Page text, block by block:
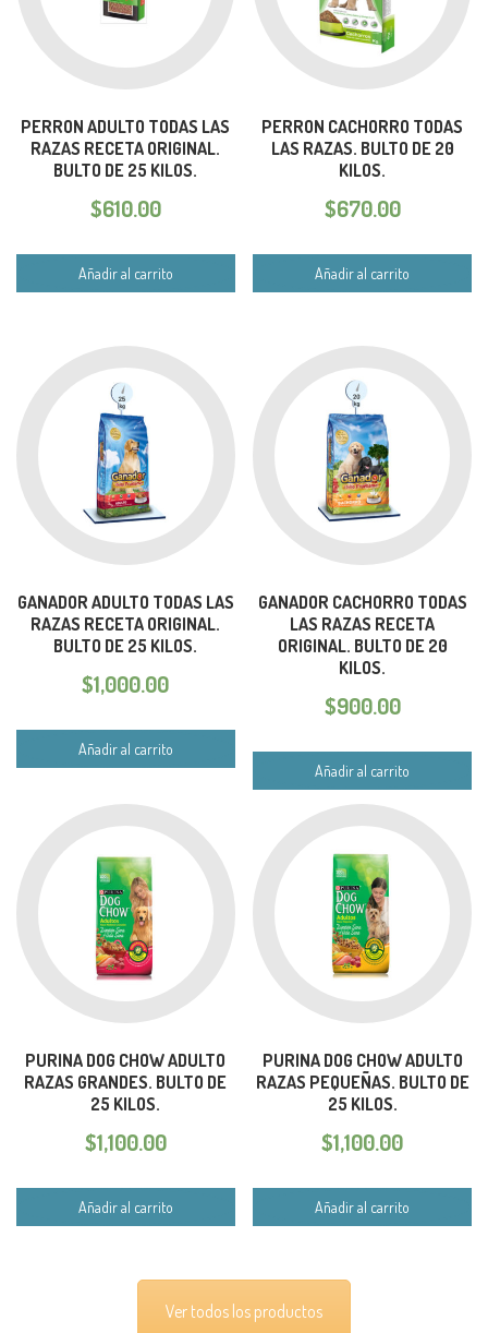
PERRON ADULTO TODAS LAS
RAZAS RECETA ORIGINAL.
BULTO DE 25 KILOS.
$610.00
Añadir al carrito
PERRON CACHORRO TODAS
LAS RAZAS. BULTO DE 20
KILOS.
$670.00
Añadir al carrito
GANADOR ADULTO TODAS LAS
RAZAS RECETA ORIGINAL.
BULTO DE 25 KILOS.
$1,000.00
Añadir al carrito
GANADOR CACHORRO TODAS
LAS RAZAS RECETA
ORIGINAL. BULTO DE 20
KILOS.
$900.00
Añadir al carrito
PURINA DOG CHOW ADULTO
RAZAS GRANDES. BULTO DE
25 KILOS.
$1,100.00
Añadir al carrito
PURINA DOG CHOW ADULTO
RAZAS PEQUEÑAS. BULTO DE
25 KILOS.
$1,100.00
Añadir al carrito
Ver todos los productos